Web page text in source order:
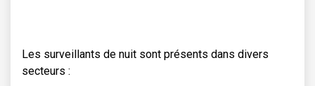
Les surveillants de nuit sont présents dans divers
secteurs :